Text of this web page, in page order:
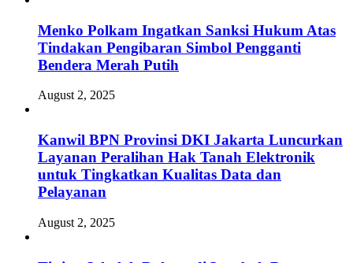
Menko Polkam Ingatkan Sanksi Hukum Atas
Tindakan Pengibaran Simbol Pengganti
Bendera Merah Putih
August 2, 2025
Kanwil BPN Provinsi DKI Jakarta Luncurkan
Layanan Peralihan Hak Tanah Elektronik
untuk Tingkatkan Kualitas Data dan
Pelayanan
August 2, 2025